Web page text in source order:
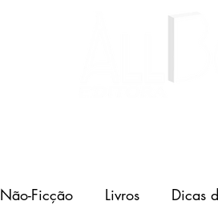
Não-Ficção Livros Dicas